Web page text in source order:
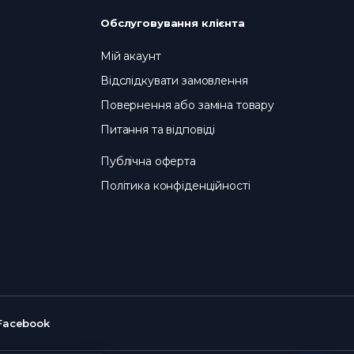
Обслуговування клієнта
Мій акаунт
Відслідкувати замовлення
Повернення або заміна товару
Питання та відповіді
Публічна оферта
Політика конфіденційності